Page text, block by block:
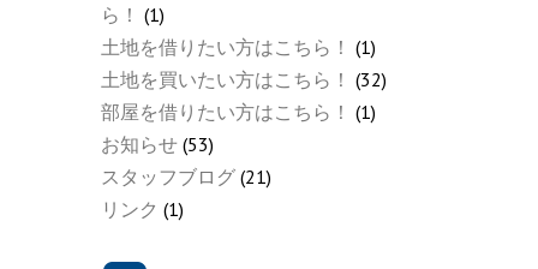
ら！ (1)
土地を借りたい方はこちら！ (1)
土地を買いたい方はこちら！ (32)
部屋を借りたい方はこちら！ (1)
お知らせ (53)
スタッフブログ (21)
リンク (1)